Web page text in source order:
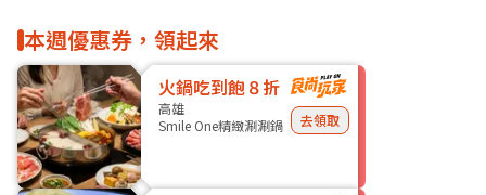
本週優惠券，領起來
火鍋吃到飽８折
高雄
Smile One精緻涮涮鍋
去領取